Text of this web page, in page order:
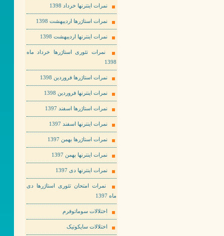
نمرات اینترنها خرداد 1398
نمرات استاژرها اردیبهشت 1398
نمرات اینترنها اردیبهشت 1398
نمرات تئوری استاژرها خرداد ماه
1398
نمرات استاژرها فروردین 1398
نمرات اینترنها فروردین 1398
نمرات استاژرها اسفند 1397
نمرات اینترنها اسفند 1397
نمرات استاژرها بهمن 1397
نمرات اینترنها بهمن 1397
نمرات اینترنها دی 1397
نمرات امتحان تئوری استاژرها دی
ماه 1397
اختلالات سوماتوفرم
اختلالات سایکوتیک